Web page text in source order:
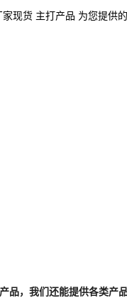
家现货 主打产品 为您提供
品，我们还能提供各类产品